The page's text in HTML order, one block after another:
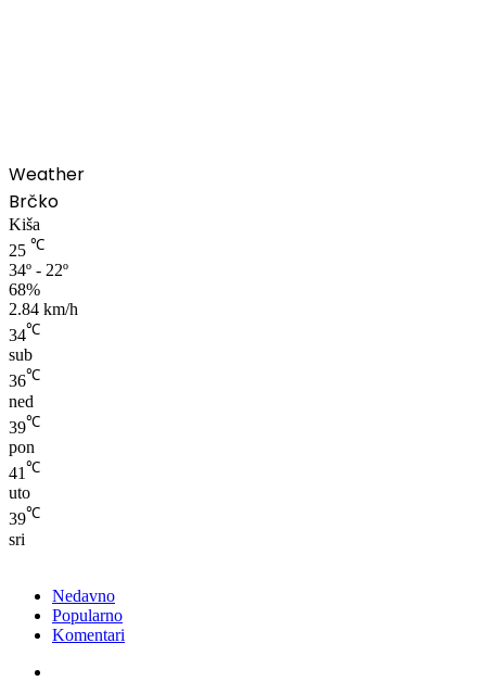
Weather
Brčko
Kiša
25 ℃
34º - 22º
68%
2.84 km/h
34℃
sub
36℃
ned
39℃
pon
41 ℃
uto
39℃
sri
Nedavno
Popularno
Komentari